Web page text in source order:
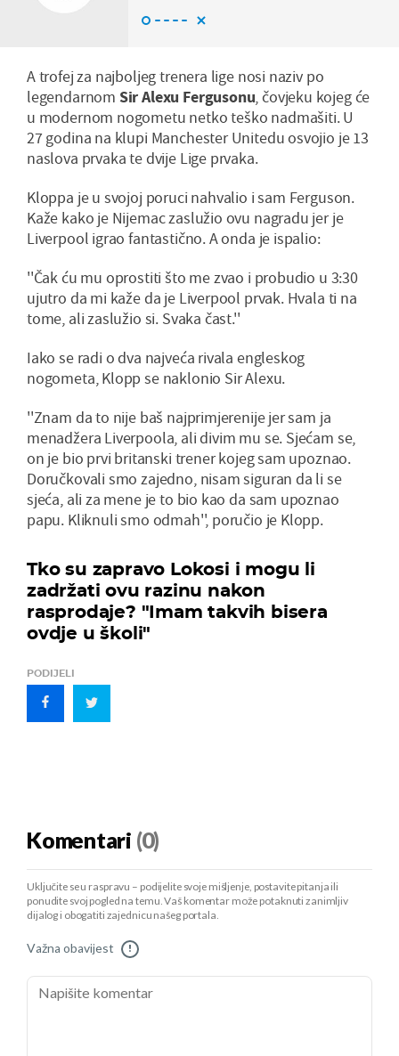
A trofej za najboljeg trenera lige nosi naziv po
legendarnom Sir Alexu Fergusonu , čovjeku kojeg će
u modernom nogometu netko teško nadmašiti. U
27 godina na klupi Manchester Unitedu osvojio je 13
naslova prvaka te dvije Lige prvaka.
Kloppa je u svojoj poruci nahvalio i sam Ferguson.
Kaže kako je Nijemac zaslužio ovu nagradu jer je
Liverpool igrao fantastično. A onda je ispalio:
''Čak ću mu oprostiti što me zvao i probudio u 3:30
ujutro da mi kaže da je Liverpool prvak. Hvala ti na
tome, ali zaslužio si. Svaka čast.''
Iako se radi o dva najveća rivala engleskog
nogometa, Klopp se naklonio Sir Alexu.
''Znam da to nije baš najprimjerenije jer sam ja
menadžera Liverpoola, ali divim mu se. Sjećam se,
on je bio prvi britanski trener kojeg sam upoznao.
Doručkovali smo zajedno, nisam siguran da li se
sjeća, ali za mene je to bio kao da sam upoznao
papu. Kliknuli smo odmah'', poručio je Klopp.
Tko su zapravo Lokosi i mogu li
zadržati ovu razinu nakon
rasprodaje? "Imam takvih bisera
ovdje u školi"
PODIJELI
Komentari (0)
Uključite se u raspravu – podijelite svoje mišljenje, postavite pitanja ili
ponudite svoj pogled na temu. Vaš komentar može potaknuti zanimljiv
dijalog i obogatiti zajednicu našeg portala.
Važna obavijest !